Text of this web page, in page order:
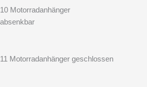
10 Motorradanhänger
absenkbar
11 Motorradanhänger geschlossen